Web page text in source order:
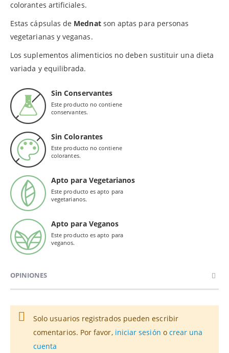
colorantes artificiales.
Estas cápsulas de Mednat son aptas para personas
vegetarianas y veganas.
Los suplementos alimenticios no deben sustituir una dieta
variada y equilibrada.
Sin Conservantes
Este producto no contiene
conservantes.
Sin Colorantes
Este producto no contiene
colorantes.
Apto para Vegetarianos
Este producto es apto para
vegetarianos.
Apto para Veganos
Este producto es apto para
veganos.
OPINIONES
Solo usuarios registrados pueden escribir
comentarios. Por favor, iniciar sesión o crear una
cuenta